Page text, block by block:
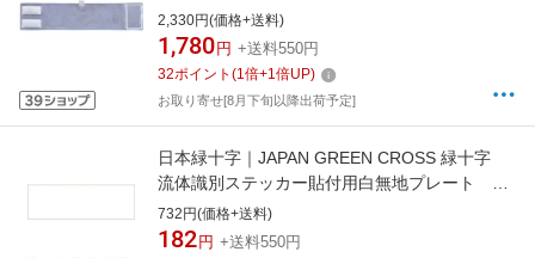
90×400mm 軟質エンビ 140301
2,330円(価格+送料)
1,780 円 +送料550円
32ポイント (1倍+1倍UP)
お取り寄せ[8月下旬以降出荷予定]
日本緑十字｜JAPAN GREEN CROSS 緑十字
流体識別ステッカー貼付用白無地プレート
80×240mm エンビ 173700
732円(価格+送料)
182 円 +送料550円